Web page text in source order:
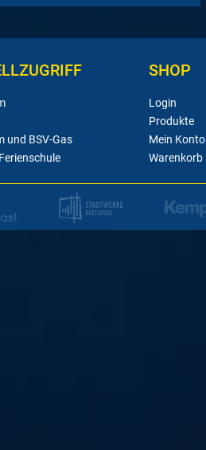
und BSV-Gas
SHOP
Login
Produkte
Mein Konto
Warenkorb